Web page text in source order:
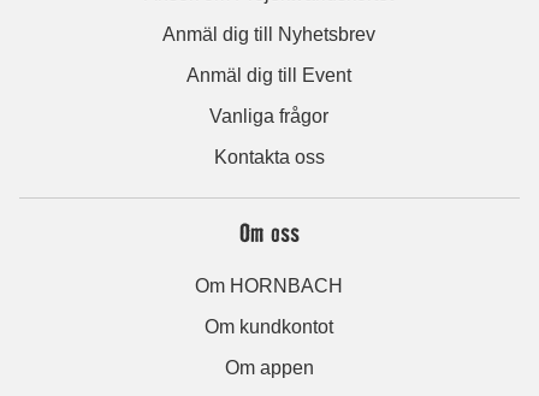
Anmäl dig till Nyhetsbrev
Anmäl dig till Event
Vanliga frågor
Kontakta oss
Om oss
Om HORNBACH
Om kundkontot
Om appen